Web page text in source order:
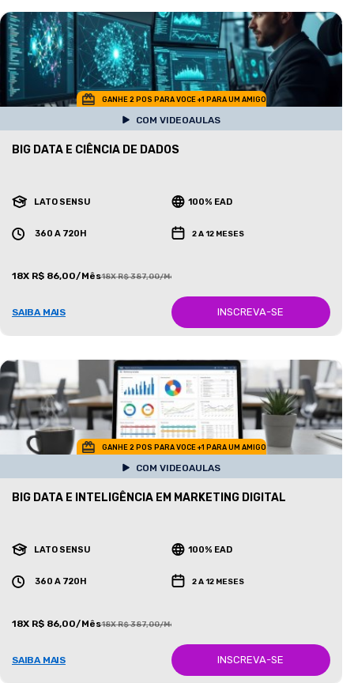
GANHE 2 POS PARA VOCE +1 PARA UM AMIGO
COM VIDEOAULAS
BIG DATA E CIÊNCIA DE DADOS
LATO SENSU 100% EAD
360 A 720H 2 A 12 MESES
18X R$ 86,00/Mês18X R$ 387,00/Mês
SAIBA MAIS INSCREVA-SE
GANHE 2 POS PARA VOCE +1 PARA UM AMIGO
COM VIDEOAULAS
BIG DATA E INTELIGÊNCIA EM MARKETING DIGITAL
LATO SENSU 100% EAD
360 A 720H 2 A 12 MESES
18X R$ 86,00/Mês18X R$ 387,00/Mês
SAIBA MAIS INSCREVA-SE